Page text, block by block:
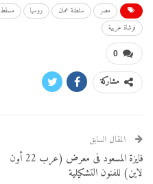
مصر سلطنة عمان روسيا مسقط
فرشاة عربية
0
مشاركة
المقال السابق
فايزة المسعود فى معرض (عرب 22 أون
لاين) للفنون التشكيلية